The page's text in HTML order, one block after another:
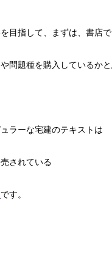
目指して、まずは、書店で
問題種を購入しているかと
ラーな宅建のテキストは
されている
です。